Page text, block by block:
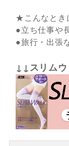
★こんなとき
●立ち仕事や
●旅行・出張
↓↓スリム